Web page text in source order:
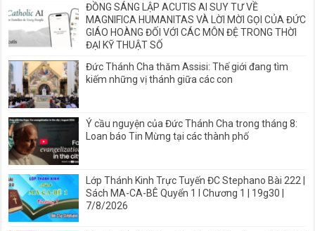
ĐỒNG SÁNG LẬP ACUTIS AI SUY TƯ VỀ
MAGNIFICA HUMANITAS VÀ LỜI MỜI GỌI CỦA ĐỨC
GIÁO HOÀNG ĐỐI VỚI CÁC MÔN ĐỆ TRONG THỜI
ĐẠI KỸ THUẬT SỐ
Đức Thánh Cha thăm Assisi: Thế giới đang tìm
kiếm những vị thánh giữa các con
Ý cầu nguyện của Đức Thánh Cha trong tháng 8:
Loan báo Tin Mừng tại các thành phố
Lớp Thánh Kinh Trực Tuyến ĐC Stephano Bài 222 |
Sách MA-CA-BÊ Quyển 1 I Chương 1 | 19g30 |
7/8/2026